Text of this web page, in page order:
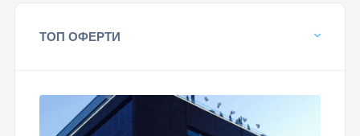
ТОП ОФЕРТИ